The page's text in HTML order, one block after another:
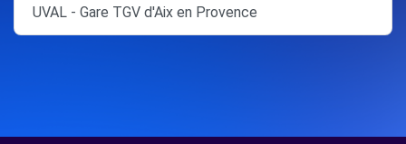
UVAL - Gare TGV d'Aix en Provence